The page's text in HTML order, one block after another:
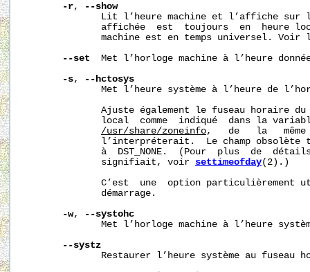
-r,
--show
Lit l’heure machine et l’affiche sur
affichée  est  toujours  en  heure
machine est en temps universel. Voir
--set
Met l’horloge machine à l’heure
-s,
--hctosys
Met l’heure système à l’heure de
Ajuste également le fuseau horaire
local  comme  indiqué  dans la
/usr/share/zoneinfo,   de   la
l’interpréterait.  Le champ obsolète
à  DST_NONE.  (Pour  plus  de
              signifiait, voir
settimeofday(2).)
C’est  une  option particulièrement
              démarrage.
-w,
--systohc
Met l’horloge machine à l’heure
--systz
Restaurer l’heure système au fuseau